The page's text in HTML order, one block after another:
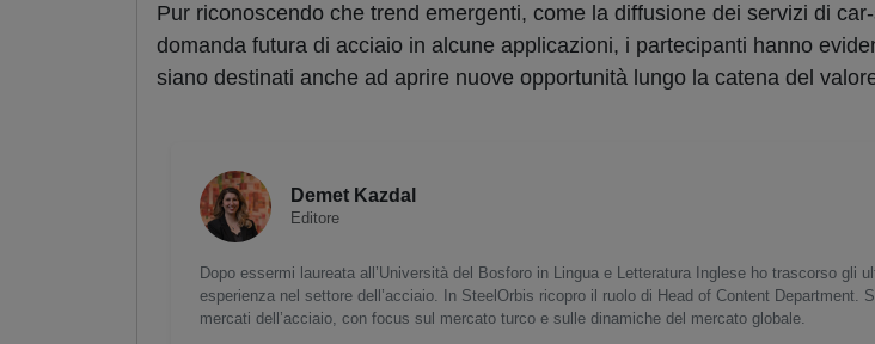
Pur riconoscendo che trend emergenti, come la diffusione dei servizi di
domanda futura di acciaio in alcune applicazioni, i partecipanti hanno
siano destinati anche ad aprire nuove opportunità lungo la catena del
Demet Kazdal
Editore
Dopo essermi laureata all’Università del Bosforo in Lingua e Letteratura Inglese ho trascorso gli
esperienza nel settore dell’acciaio. In SteelOrbis ricopro il ruolo di Head of Content Department.
mercati dell’acciaio, con focus sul mercato turco e sulle dinamiche del mercato globale.